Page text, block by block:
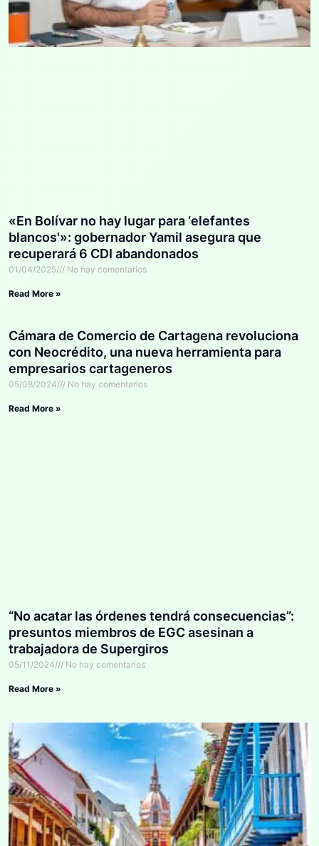
«En Bolívar no hay lugar para ‘elefantes
blancos'»: gobernador Yamil asegura que
recuperará 6 CDI abandonados
01/04/2025 No hay comentarios
Read More »
Cámara de Comercio de Cartagena revoluciona
con Neocrédito, una nueva herramienta para
empresarios cartageneros
05/08/2024 No hay comentarios
Read More »
“No acatar las órdenes tendrá consecuencias”:
presuntos miembros de EGC asesinan a
trabajadora de Supergiros
05/11/2024 No hay comentarios
Read More »